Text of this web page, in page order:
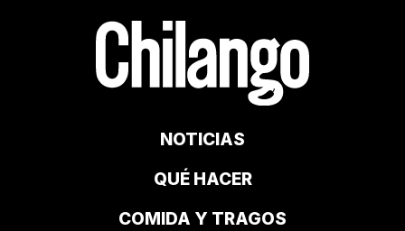
NOTICIAS
QUÉ HACER
COMIDA Y TRAGOS